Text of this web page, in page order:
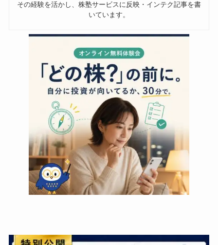
その経験を活かし、株塾サービスに反映・インテク記事を書
いています。